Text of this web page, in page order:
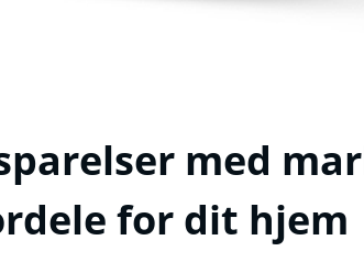
med
for dit hjem